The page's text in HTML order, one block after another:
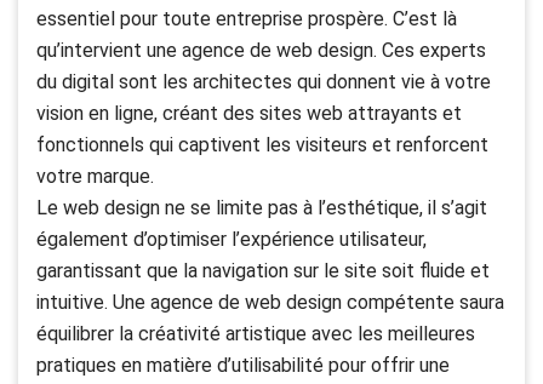
essentiel pour toute entreprise prospère. C’est là
qu’intervient une agence de web design. Ces experts
du digital sont les architectes qui donnent vie à votre
vision en ligne, créant des sites web attrayants et
fonctionnels qui captivent les visiteurs et renforcent
votre marque.
Le web design ne se limite pas à l’esthétique, il s’agit
également d’optimiser l’expérience utilisateur,
garantissant que la navigation sur le site soit fluide et
intuitive. Une agence de web design compétente saura
équilibrer la créativité artistique avec les meilleures
pratiques en matière d’utilisabilité pour offrir une